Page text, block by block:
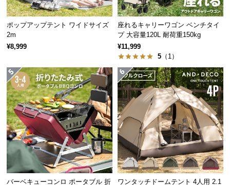
ー
ビ
ス
て
搬
入
経
路
に
い
て
ポップアップテント ワイドサイズ
2m
¥8,999
座れるキャリーワゴン ベンチタイ
プ 大容量120L 耐荷重150kg
¥11,999
5 （1）
バーベキューコンロ ポータブル 折
ワンタッチドームテント 4人用 2.1